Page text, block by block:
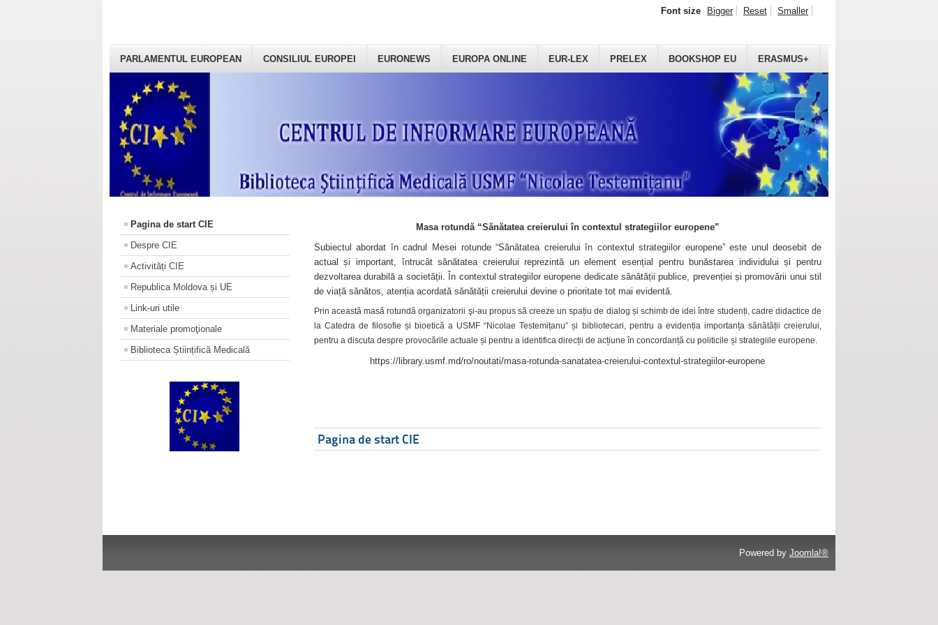
PARLAMENTUL EUROPEAN CONSILIUL EUROPEI EURONEWS EUROPA ONLINE EUR-LEX PRELEX BOOKSHOP EU ERASMUS+
Font size Bigger Reset Smaller
Pagina de start CIE
Despre CIE
Activități CIE
Republica Moldova și UE
Link-uri utile
Materiale promoţionale
Biblioteca Științifică Medicală
Masa rotundă “Sănătatea creierului în contextul strategiilor europene”
Subiectul abordat în cadrul Mesei rotunde “Sănătatea creierului în contextul strategiilor europene” este unul deosebit de
actual și important, întrucât sănătatea creierului reprezintă un element esențial pentru bunăstarea individului și pentru
dezvoltarea durabilă a societății. În contextul strategiilor europene dedicate sănătății publice, prevenției și promovării unui stil
de viață sănătos, atenția acordată sănătății creierului devine o prioritate tot mai evidentă.
Prin această masă rotundă organizatorii şi-au propus să creeze un spațiu de dialog și schimb de idei între studenți, cadre didactice de
la Catedra de filosofie și bioetică a USMF “Nicolae Testemițanu” și bibliotecari, pentru a evidenția importanța sănătății creierului,
pentru a discuta despre provocările actuale și pentru a identifica direcții de acțiune în concordanță cu politicile și strategiile europene.
https://library.usmf.md/ro/noutati/masa-rotunda-sanatatea-creierului-contextul-strategiilor-europene
Pagina de start CIE
Powered by Joomla!®